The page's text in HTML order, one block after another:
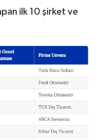
ilk 10 şirket ve